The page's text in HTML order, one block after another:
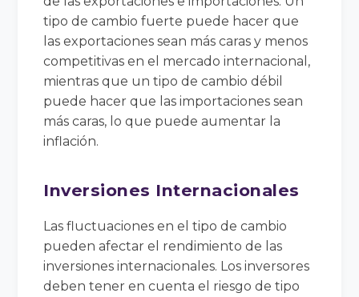
tipo de cambio fuerte puede hacer que
las exportaciones sean más caras y menos
competitivas en el mercado internacional,
mientras que un tipo de cambio débil
puede hacer que las importaciones sean
más caras, lo que puede aumentar la
inflación.
Inversiones Internacionales
Las fluctuaciones en el tipo de cambio
pueden afectar el rendimiento de las
inversiones internacionales. Los inversores
deben tener en cuenta el riesgo de tipo